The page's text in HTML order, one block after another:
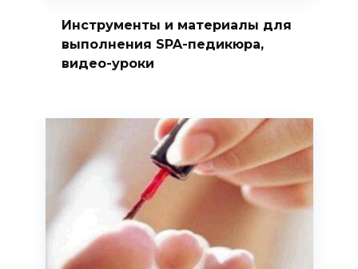
Инструменты и материалы для
выполнения SPA-педикюра,
видео-уроки